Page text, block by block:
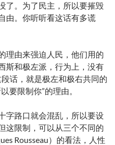
了。为了民主，所以要摧毁
由。你听听看这话有多谎
理由来强迫人民，他们用的
斯和极左派，行为上，没有
话，就是极左和极右共同的
要限制你”的理由。
字路口就会混乱，所以要设
这限制，可以从三个不同的
Rousseau）的看法，人性